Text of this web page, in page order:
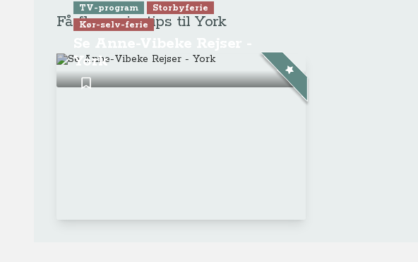
Få flere rejsetips til York
TV-program
Storbyferie
Kør-selv-ferie
York